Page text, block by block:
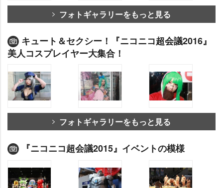
フォトギャラリーをもっと見る
キュート＆セクシー！『ニコニコ超会議2016』
美人コスプレイヤー大集合！
フォトギャラリーをもっと見る
『ニコニコ超会議2015』イベントの模様